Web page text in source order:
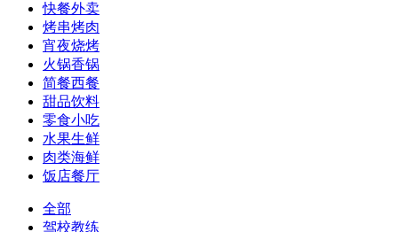
快餐外卖
烤串烤肉
宵夜烧烤
火锅香锅
简餐西餐
甜品饮料
零食小吃
水果生鲜
肉类海鲜
饭店餐厅
全部
驾校教练